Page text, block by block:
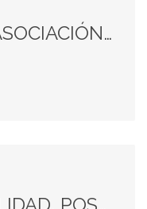
DE AHORRO. PESIFICACIÓN.